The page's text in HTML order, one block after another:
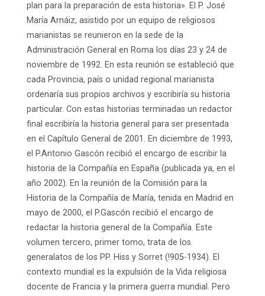
plan para la preparación de esta historia». El P. José
María Arnáiz, asistido por un equipo de religiosos
marianistas se reunieron en la sede de la
Administración General en Roma los días 23 y 24 de
noviembre de 1992. En esta reunión se estableció que
cada Provincia, país o unidad regional marianista
ordenaría sus propios archivos y escribiría su historia
particular. Con estas historias terminadas un redactor
final escribiría la historia general para ser presentada
en el Capítulo General de 2001. En diciembre de 1993,
el P.Antonio Gascón recibió el encargo de escribir la
historia de la Compañía en España (publicada ya, en el
año 2002). En la reunión de la Comisión para la
Historia de la Compañía de María, tenida en Madrid en
mayo de 2000, el P.Gascón recibió el encargo de
redactar la historia general de la Compañía. Este
volumen tercero, primer tomo, trata de los
generalatos de los PP. Hiss y Sorret (!905-1934). El
contexto mundial es la expulsión de la Vida religiosa
docente de Francia y la primera guerra mundial. Pero